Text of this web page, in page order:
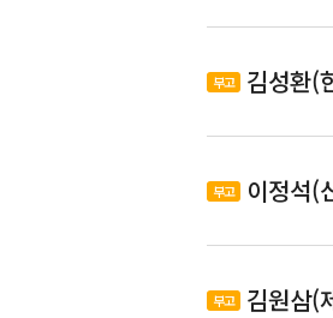
(부고)곽대
부고 김성환(
(부고)김성
부고 이정석(
(부고)이정
부고 김원삼(